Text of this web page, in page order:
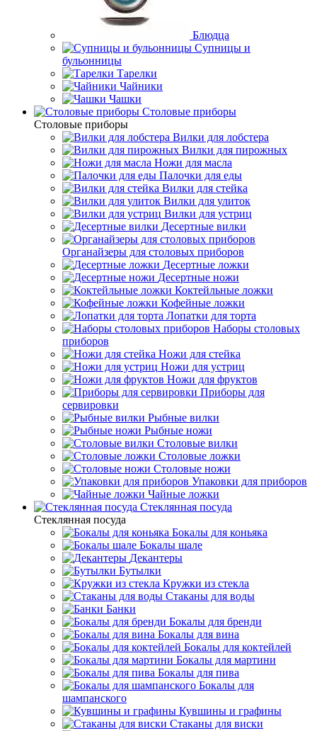
Блюдца
Супницы и
бульонницы
Тарелки
Чайники
Чашки
Cтоловые приборы
Cтоловые приборы
Вилки для лобстера
Вилки для пирожных
Ножи для масла
Палочки для еды
Вилки для стейка
Вилки для улиток
Вилки для устриц
Десертные вилки
Органайзеры для столовых приборов
Десертные ложки
Десертные ножи
Коктейльные ложки
Кофейные ложки
Лопатки для торта
Наборы столовых
приборов
Ножи для стейка
Ножи для устриц
Ножи для фруктов
Приборы для
сервировки
Рыбные вилки
Рыбные ножи
Столовые вилки
Столовые ложки
Столовые ножи
Упаковки для приборов
Чайные ложки
Стеклянная посуда
Стеклянная посуда
Бокалы для коньяка
Бокалы шале
Декантеры
Бутылки
Кружки из стекла
Стаканы для воды
Банки
Бокалы для бренди
Бокалы для вина
Бокалы для коктейлей
Бокалы для мартини
Бокалы для пива
Бокалы для
шампанского
Кувшины и графины
Стаканы для виски